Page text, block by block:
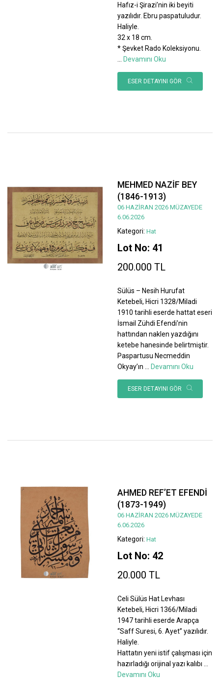
Hafız-i Şirazi’nin iki beyiti
yazılıdır. Ebru paspatuludur.
Haliyle.
32 x 18 cm.
* Şevket Rado Koleksiyonu.
Devamını Oku
ESER DETAYINI GÖR
MEHMED NAZİF BEY
(1846-1913)
06 HAZİRAN 2026 MÜZAYEDE
6.06.2026
Kategori: Hat
Lot No: 41
200.000 TL
Sülüs – Nesih Hurufat
Ketebeli, Hicri 1328/Miladi
1910 tarihli eserde hattat eseri
İsmail Zühdi Efendi’nin
hattından naklen yazdığını
ketebe hanesinde belirtmiştir.
Paspartusu Necmeddin
Okyay’ın
Devamını Oku
ESER DETAYINI GÖR
AHMED REF’ET EFENDİ
(1873-1949)
06 HAZİRAN 2026 MÜZAYEDE
6.06.2026
Kategori: Hat
Lot No: 42
20.000 TL
Celi Sülüs Hat Levhası
Ketebeli, Hicri 1366/Miladi
1947 tarihli eserde Arapça
“Saff Suresi, 6. Ayet” yazılıdır.
Haliyle.
Hattatın yeni istif çalışması için
hazırladığı orijinal yazı kalıbı
Devamını Oku